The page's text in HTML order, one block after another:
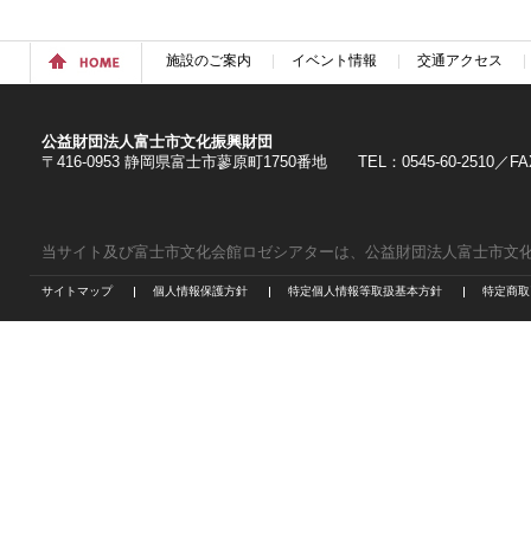
施設のご案内 イベント情報 交通アクセス
公益財団法人富士市文化振興財団
〒416-0953 静岡県富士市蓼原町1750番地 TEL：0545-60-2510／
当サイト及び富士市文化会館ロゼシアターは、公益財団法人富士市文
サイトマップ 個人情報保護方針 特定個人情報等取扱基本方針 特定商